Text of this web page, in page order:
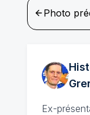
Photo
Ex-